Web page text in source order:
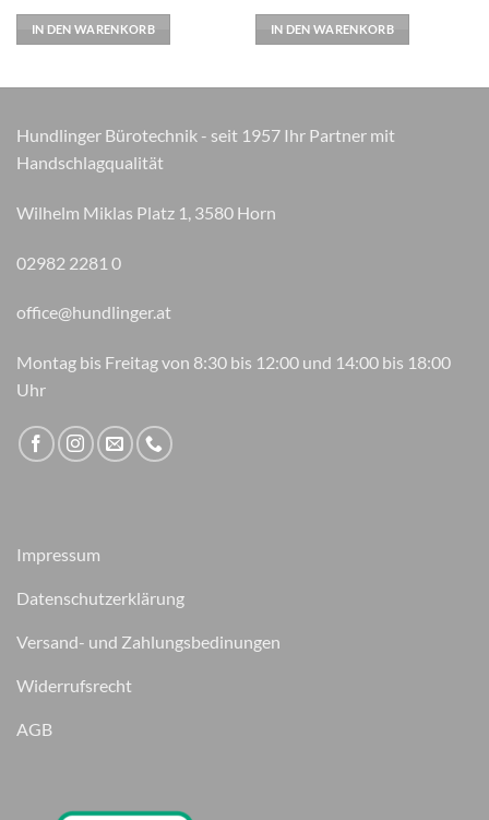
IN DEN WARENKORB IN DEN WARENKORB
Hundlinger Bürotechnik - seit 1957 Ihr Partner mit
Handschlagqualität
Wilhelm Miklas Platz 1, 3580 Horn
02982 2281 0
office@hundlinger.at
Montag bis Freitag von 8:30 bis 12:00 und 14:00 bis 18:00
Uhr
Impressum
Datenschutzerklärung
Versand- und Zahlungsbedinungen
Widerrufsrecht
AGB